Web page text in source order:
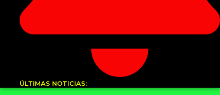
ÚLTIMAS NOTICIAS: